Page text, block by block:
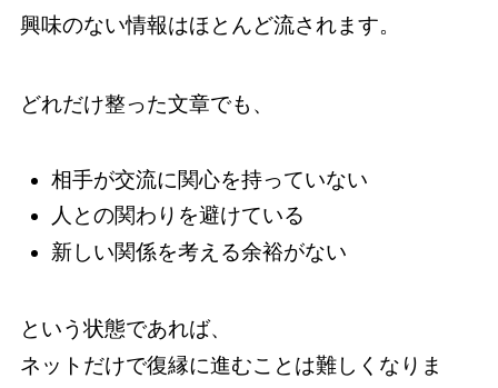
興味のない情報はほとんど流されます。
どれだけ整った文章でも、
相手が交流に関心を持っていない
人との関わりを避けている
新しい関係を考える余裕がない
という状態であれば、
ネットだけで復縁に進むことは難しくなりま